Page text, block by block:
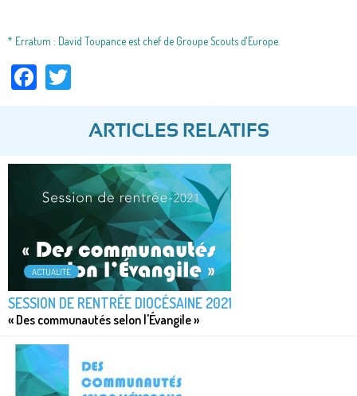
* Erratum : David Toupance est chef de Groupe Scouts d'Europe.
Facebook
ARTICLES RELATIFS
ACTUALITÉ
SESSION DE RENTRÉE DIOCÉSAINE 2021
« Des communautés selon l'Évangile »